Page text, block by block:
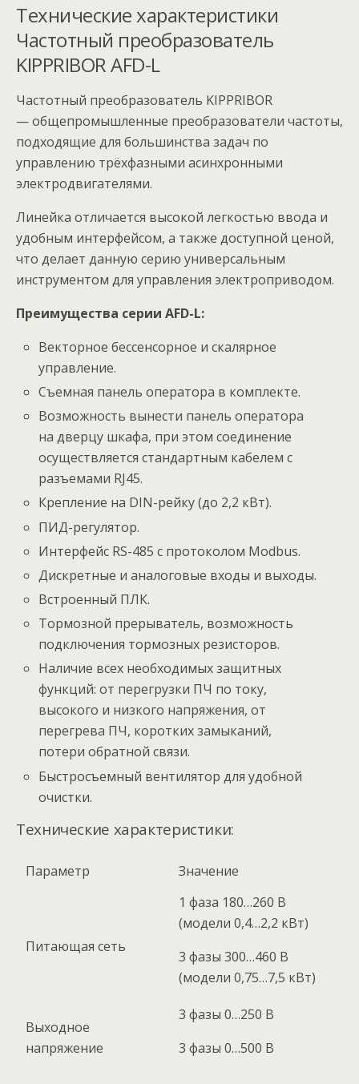
Технические характеристики
Частотный преобразователь
KIPPRIBOR AFD-L
Частотный преобразователь KIPPRIBOR
— общепромышленные преобразователи частоты,
подходящие для большинства задач по
управлению трёхфазными асинхронными
электродвигателями.
Линейка отличается высокой легкостью ввода и
удобным интерфейсом, а также доступной ценой,
что делает данную серию универсальным
инструментом для управления электроприводом.
Преимущества серии AFD-L:
Векторное бессенсорное и скалярное
управление.
Съемная панель оператора в комплекте.
Возможность вынести панель оператора
на дверцу шкафа, при этом соединение
осуществляется стандартным кабелем с
разъемами RJ45.
Крепление на DIN-рейку (до 2,2 кВт).
ПИД-регулятор.
Интерфейс RS-485 с протоколом Modbus.
Дискретные и аналоговые входы и выходы.
Встроенный ПЛК.
Тормозной прерыватель, возможность
подключения тормозных резисторов.
Наличие всех необходимых защитных
функций: от перегрузки ПЧ по току,
высокого и низкого напряжения, от
перегрева ПЧ, коротких замыканий,
потери обратной связи.
Быстросъемный вентилятор для удобной
очистки.
Технические характеристики:
Параметр Значение
Питающая сеть
1 фаза 180…260 В
(модели 0,4…2,2 кВт)
3 фазы 300…460 В
(модели 0,75…7,5 кВт)
Выходное
напряжение
3 фазы 0…250 В
3 фазы 0…500 В